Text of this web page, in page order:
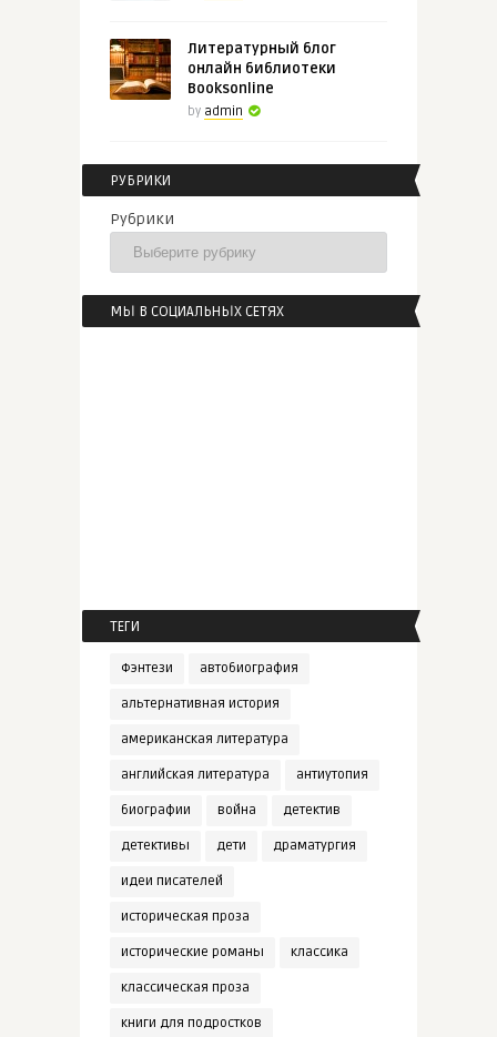
Литературный блог
онлайн библиотеки
Booksonline
by admin
РУБРИКИ
Рубрики
МЫ В СОЦИАЛЬНЫХ СЕТЯХ
ТЕГИ
Фэнтези автобиография
альтернативная история
американская литература
английская литература антиутопия
биографии война детектив
детективы дети драматургия
идеи писателей
историческая проза
исторические романы классика
классическая проза
книги для подростков